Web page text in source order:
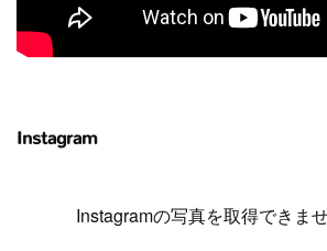
Instagram
Instagramの写真を取得できませ